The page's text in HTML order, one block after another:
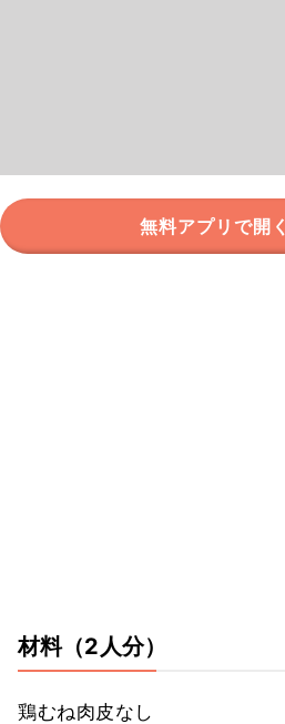
無料アプリで開く
材料（2人分）
鶏むね肉皮なし